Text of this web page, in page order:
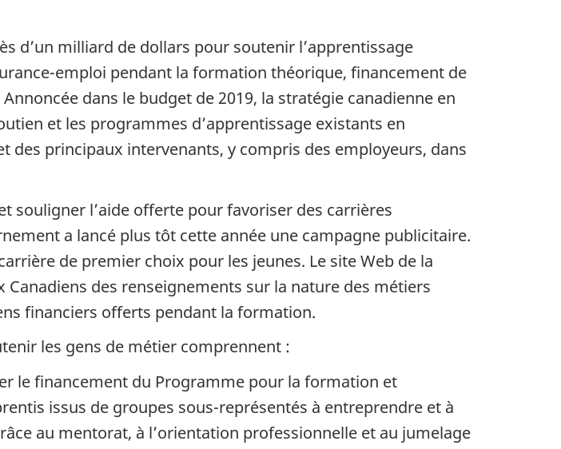
d’un milliard de dollars pour soutenir l’apprentissage
emploi pendant la formation théorique, financement de
dans le budget de 2019, la stratégie canadienne en
et les programmes d’apprentissage existants en
principaux intervenants, y compris des employeurs, dans
souligner l’aide offerte pour favoriser des carrières
a lancé plus tôt cette année une campagne publicitaire.
de premier choix pour les jeunes. Le site Web de la
Canadiens des renseignements sur la nature des métiers
financiers offerts pendant la formation.
les gens de métier comprennent :
le financement du Programme pour la formation et
issus de groupes sous-représentés à entreprendre et à
au mentorat, à l’orientation professionnelle et au jumelage